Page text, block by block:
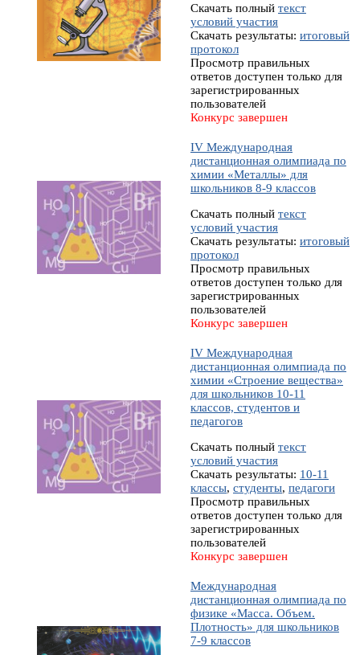
Скачать полный текст
условий участия
Скачать результаты: итоговый
протокол
Просмотр правильных
ответов доступен только для
зарегистрированных
пользователей
Конкурс завершен
IV Международная
дистанционная олимпиада по
химии «Металлы» для
школьников 8-9 классов
Скачать полный текст
условий участия
Скачать результаты: итоговый
протокол
Просмотр правильных
ответов доступен только для
зарегистрированных
пользователей
Конкурс завершен
IV Международная
дистанционная олимпиада по
химии «Строение вещества»
для школьников 10-11
классов, студентов и
педагогов
Скачать полный текст
условий участия
Скачать результаты: 10-11
классы, студенты, педагоги
Просмотр правильных
ответов доступен только для
зарегистрированных
пользователей
Конкурс завершен
Международная
дистанционная олимпиада по
физике «Масса. Объем.
Плотность» для школьников
7-9 классов